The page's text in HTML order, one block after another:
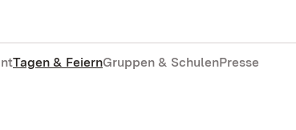
Tagen & FeiernGruppen & SchulenPresse